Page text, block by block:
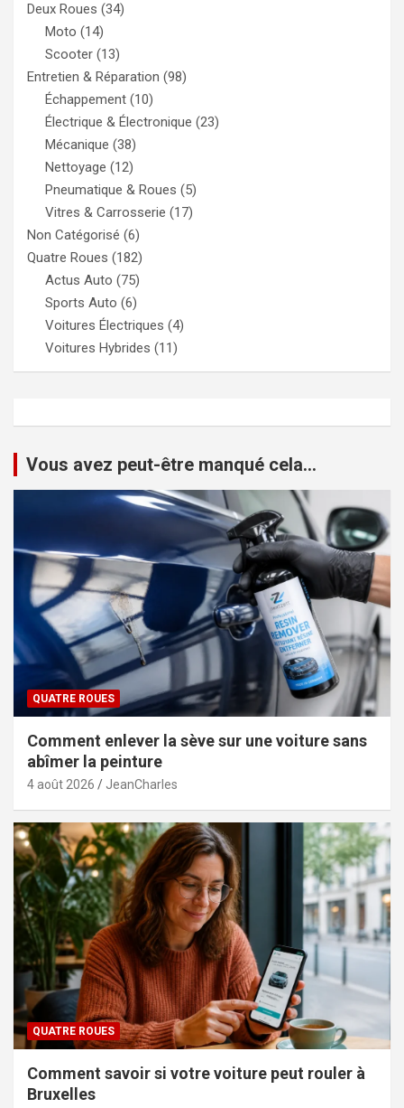
Deux Roues (34)
Moto (14)
Scooter (13)
Entretien & Réparation (98)
Échappement (10)
Électrique & Électronique (23)
Mécanique (38)
Nettoyage (12)
Pneumatique & Roues (5)
Vitres & Carrosserie (17)
Non Catégorisé (6)
Quatre Roues (182)
Actus Auto (75)
Sports Auto (6)
Voitures Électriques (4)
Voitures Hybrides (11)
Vous avez peut-être manqué cela...
QUATRE ROUES
Comment enlever la sève sur une voiture sans
abîmer la peinture
4 août 2026 JeanCharles
QUATRE ROUES
Comment savoir si votre voiture peut rouler à
Bruxelles